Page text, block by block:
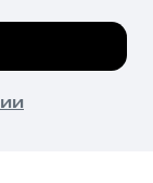
вред здоровью,